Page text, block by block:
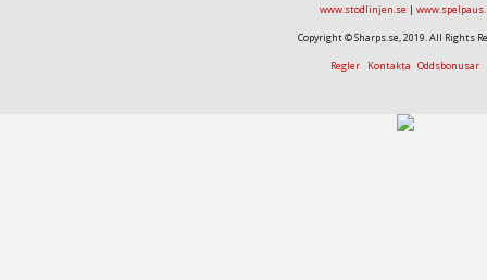
www.stodlinjen.se |
Copyright © Sharps.se, 2019. All Rights
Regler Kontakta Oddsbonusar